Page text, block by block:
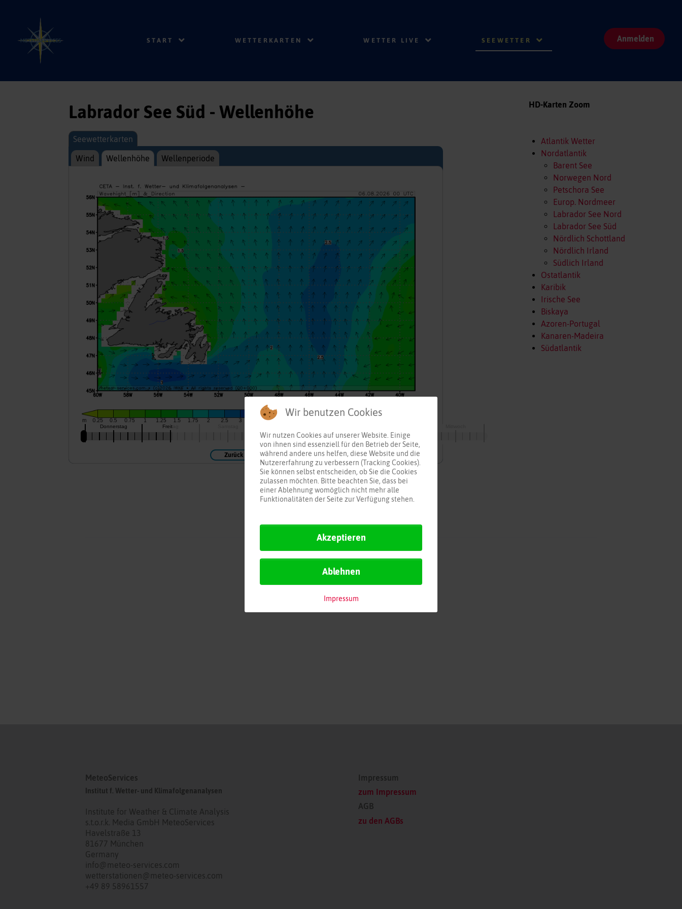
START WETTERKARTEN WETTER LIVE SEEWETTER Anmelden
Labrador See Süd - Wellenhöhe
Seewetterkarten
Wind Wellenhöhe Wellenperiode
Zurück Weiter Neu laden
HD-Karten Zoom
Atlantik Wetter
Nordatlantik
Barent See
Norwegen Nord
Petschora See
Europ. Nordmeer
Labrador See Nord
Labrador See Süd
Nördlich Schottland
Nördlich Irland
Südlich Irland
Ostatlantik
Karibik
Irische See
Biskaya
Azoren-Portugal
Kanaren-Madeira
Südatlantik
MeteoServices
Institut f. Wetter- und Klimafolgenanalysen
Institute for Weather & Climate Analysis
s.t.o.r.k. Media GmbH MeteoServices
Havelstraße 13
81677 München
Germany
info@meteo-services.com
wetterstationen@meteo-services.com
+49 89 58961557
Impressum
zum Impressum
AGB
zu den AGBs
Wir benutzen Cookies
Wir nutzen Cookies auf unserer Website. Einige
von ihnen sind essenziell für den Betrieb der Seite,
während andere uns helfen, diese Website und die
Nutzererfahrung zu verbessern (Tracking Cookies).
Sie können selbst entscheiden, ob Sie die Cookies
zulassen möchten. Bitte beachten Sie, dass bei
einer Ablehnung womöglich nicht mehr alle
Funktionalitäten der Seite zur Verfügung stehen.
Akzeptieren
Ablehnen
Impressum